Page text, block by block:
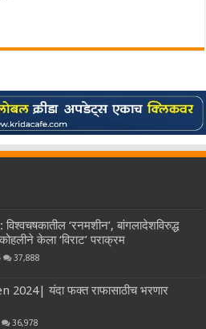
‘रनमशीन’, बांगलादेशविरुद्ध
केला ‘विराट’ पराक्रम
37,888
2024| यंदा फक्त राफासाठीच भरणार
36,978